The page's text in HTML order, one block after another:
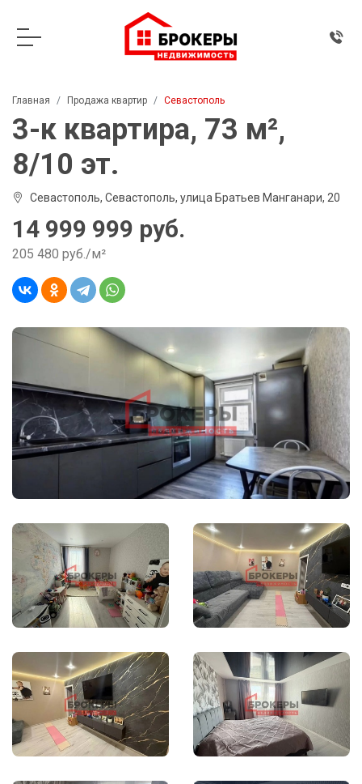
Главная Продажа квартир Севастополь
3-к квартира, 73 м²,
8/10 эт.
Севастополь, Севастополь, улица Братьев Манганари, 20
14 999 999 руб.
205 480 руб./м²